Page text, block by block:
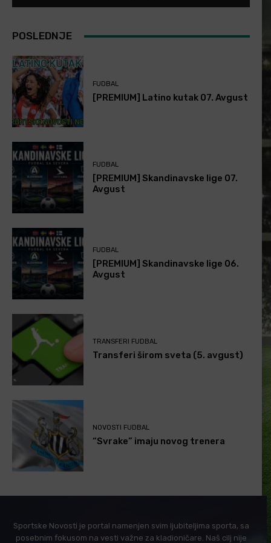
POSLEDNJE
FUDBAL
[PREMIUM] Latino kutak 07. Avgust
FUDBAL
[PREMIUM] Skandinavske lige 07.
Avgust
FUDBAL
[PREMIUM] Skandinavske lige 06.
Avgust
TRANSFERI FUDBAL
Transferi širom sveta (5. avgust)
NOVOSTI FUDBAL
“Svrake” imaju novog trenera
Sportske Novosti je portal namenjen svim ljubiteljima sporta, sa
posebnim fokusom na vesti važne za kladioničare. Naš cilj nije